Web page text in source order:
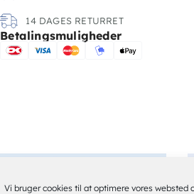
Vi bruger cookies til at optimere vores websted
14 DAGES RETURRET
Betalingsmuligheder